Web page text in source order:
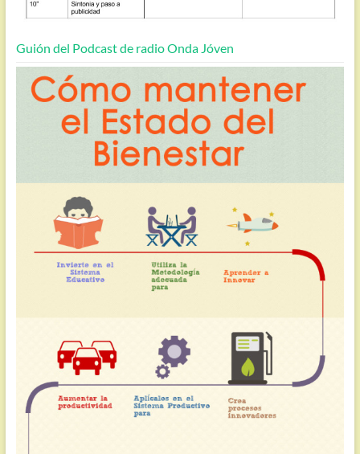
Guión del Podcast de radio Onda Jóven